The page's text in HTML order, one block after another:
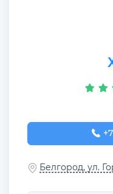
Белгород, ул.